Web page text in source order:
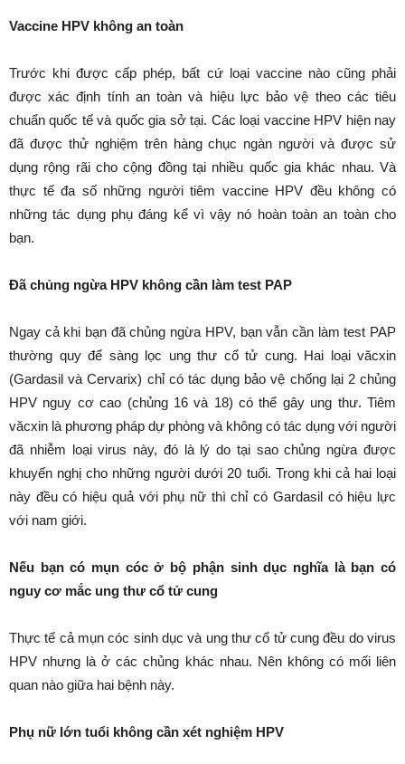
Vaccine HPV không an toàn
Trước khi được cấp phép, bất cứ loại vaccine nào cũng phải
được xác định tính an toàn và hiệu lực bảo vệ theo các tiêu
chuẩn quốc tế và quốc gia sở tại. Các loại vaccine HPV hiện nay
đã được thử nghiệm trên hàng chục ngàn người và được sử
dụng rộng rãi cho cộng đồng tại nhiều quốc gia khác nhau. Và
thực tế đa số những người tiêm vaccine HPV đều không có
những tác dụng phụ đáng kể vì vậy nó hoàn toàn an toàn cho
bạn.
Đã chủng ngừa HPV không cần làm test PAP
Ngay cả khi bạn đã chủng ngừa HPV, bạn vẫn cần làm test PAP
thường quy để sàng lọc ung thư cổ tử cung. Hai loại văcxin
(Gardasil và Cervarix) chỉ có tác dụng bảo vệ chống lại 2 chủng
HPV nguy cơ cao (chủng 16 và 18) có thể gây ung thư. Tiêm
văcxin là phương pháp dự phòng và không có tác dụng với người
đã nhiễm loại virus này, đó là lý do tại sao chủng ngừa được
khuyến nghị cho những người dưới 20 tuổi. Trong khi cả hai loại
này đều có hiệu quả với phụ nữ thì chỉ có Gardasil có hiệu lực
với nam giới.
Nếu bạn có mụn cóc ở bộ phận sinh dục nghĩa là bạn có
nguy cơ mắc ung thư cổ tử cung
Thực tế cả mụn cóc sinh dục và ung thư cổ tử cung đều do virus
HPV nhưng là ở các chủng khác nhau. Nên không có mối liên
quan nào giữa hai bệnh này.
Phụ nữ lớn tuổi không cần xét nghiệm HPV